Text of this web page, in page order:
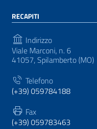
RECAPITI
Indirizzo
Viale Marconi, n. 6
41057, Spilamberto (MO)
Telefono
(+39) 059784188
Fax
(+39) 059783463